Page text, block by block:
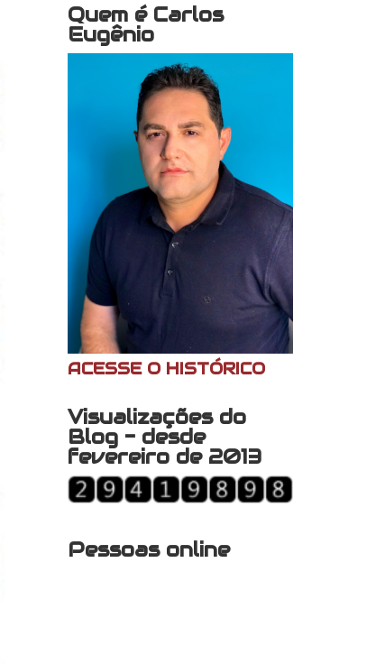
Quem é Carlos
Eugênio
ACESSE O HISTÓRICO
Visualizações do
Blog - desde
fevereiro de 2013
Pessoas online